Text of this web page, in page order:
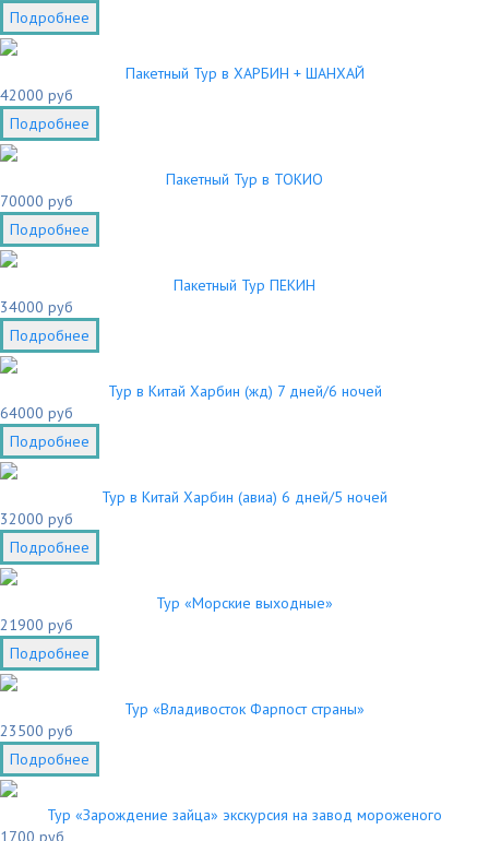
Подробнее
Пакетный Тур в ХАРБИН + ШАНХАЙ
42000 руб
Подробнее
Пакетный Тур в ТОКИО
70000 руб
Подробнее
Пакетный Тур ПЕКИН
34000 руб
Подробнее
Тур в Китай Харбин (жд) 7 дней/6 ночей
64000 руб
Подробнее
Тур в Китай Харбин (авиа) 6 дней/5 ночей
32000 руб
Подробнее
Тур «Морские выходные»
21900 руб
Подробнее
Тур «Владивосток Фарпост страны»
23500 руб
Подробнее
Тур «Зарождение зайца» экскурсия на завод мороженого
1700 руб